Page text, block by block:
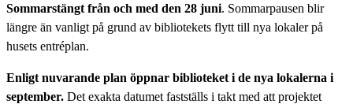
Sommarstängt från och med den 28 juni. Sommarpausen blir
längre än vanligt på grund av bibliotekets flytt till nya lokaler på
husets entréplan.
Enligt nuvarande plan öppnar biblioteket i de nya lokalerna i
september. Det exakta datumet fastställs i takt med att projektet